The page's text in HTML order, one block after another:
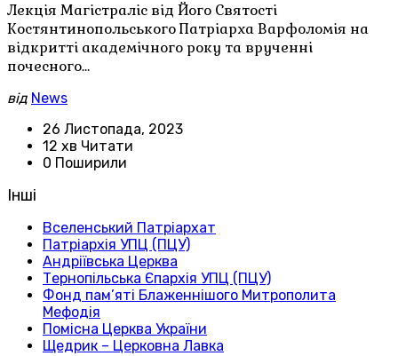
Лекція Магістраліс від Його Святості
Костянтинопольського Патріарха Варфоломія на
відкритті академічного року та врученні
почесного…
від News
26 Листопада, 2023
12 хв Читати
0 Поширили
Інші
Вселенський Патріархат
Патріархія УПЦ (ПЦУ)
Андріївська Церква
Тернопільська Єпархія УПЦ (ПЦУ)
Фонд пам’яті Блаженнішого Митрополита
Мефодія
Помісна Церква України
Щедрик – Церковна Лавка